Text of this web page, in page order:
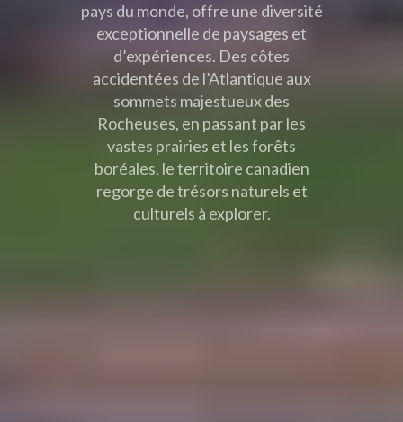
pays du monde, offre une diversité
exceptionnelle de paysages et
d’expériences. Des côtes
accidentées de l’Atlantique aux
sommets majestueux des
Rocheuses, en passant par les
vastes prairies et les forêts
boréales, le territoire canadien
regorge de trésors naturels et
culturels à explorer.